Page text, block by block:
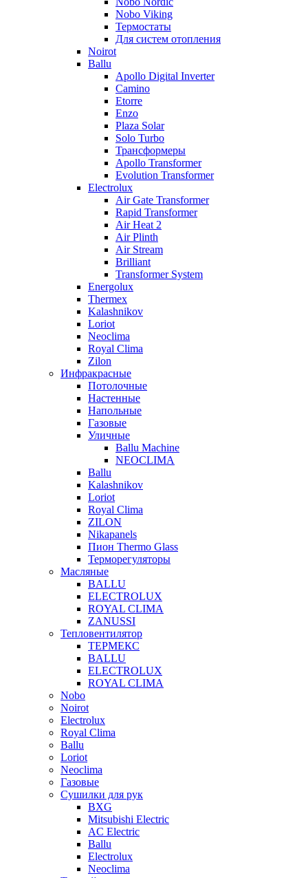
Nobo Viking
Термостаты
Для систем отопления
Noirot
Ballu
Apollo Digital Inverter
Camino
Etorre
Enzo
Plaza Solar
Solo Turbo
Трансформеры
Apollo Transformer
Evolution Transformer
Electrolux
Air Gate Transformer
Rapid Transformer
Air Heat 2
Air Plinth
Air Stream
Brilliant
Transformer System
Energolux
Тhermex
Kalashnikov
Loriot
Neoclima
Royal Clima
Zilon
Инфракрасные
Потолочные
Настенные
Напольные
Газовые
Уличные
Ballu Machine
NEOCLIMA
Ballu
Kalashnikov
Loriot
Royal Clima
ZILON
Nikapanels
Пион Thermo Glass
Терморегуляторы
Масляные
BALLU
ELECTROLUX
ROYAL CLIMA
ZANUSSI
Тепловентилятор
ТЕРМЕКС
BALLU
ELECTROLUX
ROYAL CLIMA
Nobo
Noirot
Electrolux
Royal Clima
Ballu
Loriot
Neoclima
Газовые
Сушилки для рук
BXG
Mitsubishi Electric
AC Electric
Ballu
Electrolux
Neoclima